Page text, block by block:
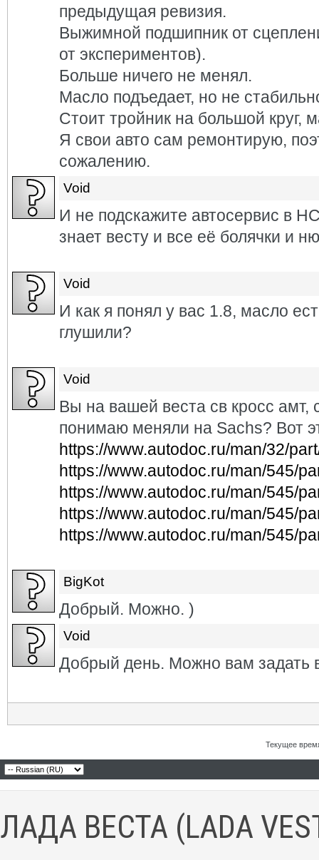
предыдущая ревизия.
Выжимной подшипник от
от экспериментов).
Больше ничего не менял.
Масло подъедает, но не
Стоит тройник на большой круг,
Я свои авто сам ремонтирую,
сожалению.
Void
И не подскажите автосервис в
знает весту и все её болячки и
Void
И как я понял у вас 1.8, масло
глушили?
Void
Вы на вашей веста св кросс амт,
понимаю меняли на Sachs? Вот
https://www.autodoc.ru/man/32/
https://www.autodoc.ru/man/545/
https://www.autodoc.ru/man/545/
https://www.autodoc.ru/man/545/
https://www.autodoc.ru/man/545/
BigKot
Добрый. Можно. )
Void
Добрый день. Можно вам задать
Текущее
ЛАДА ВЕСТА (LADA